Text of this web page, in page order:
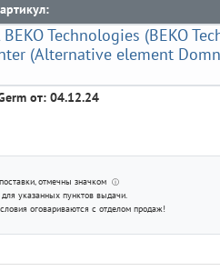
от: 04.12.24
, отмечны значком ⓘ
указанных пунктов выдачи.
оговариваются с отделом продаж!